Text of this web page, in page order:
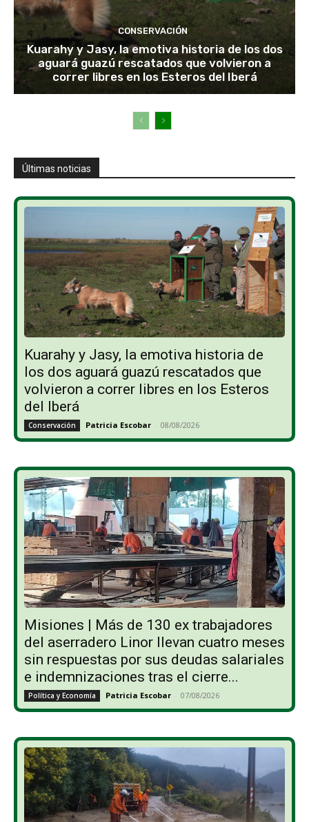
CONSERVACIÓN
Kuarahy y Jasy, la emotiva historia de los dos
aguará guazú rescatados que volvieron a
correr libres en los Esteros del Iberá
Últimas noticias
Kuarahy y Jasy, la emotiva historia de
los dos aguará guazú rescatados que
volvieron a correr libres en los Esteros
del Iberá
Conservación Patricia Escobar - 08/08/2026
Misiones | Más de 130 ex trabajadores
del aserradero Linor llevan cuatro meses
sin respuestas por sus deudas salariales
e indemnizaciones tras el cierre...
Política y Economía Patricia Escobar - 07/08/2026